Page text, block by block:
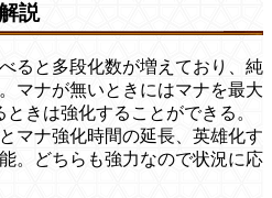
説
ると多段化数が増えており、純
マナが無いときにはマナを最大
きは強化することができる。
マナ強化時間の延長、英雄化す
。どちらも強力なので状況に応